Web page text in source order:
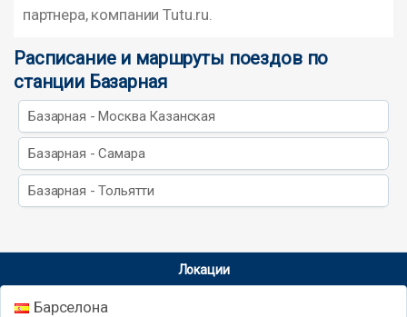
партнера, компании Tutu.ru.
Расписание и маршруты поездов по
станции Базарная
Базарная - Москва Казанская
Базарная - Самара
Базарная - Тольятти
Локации
Барселона